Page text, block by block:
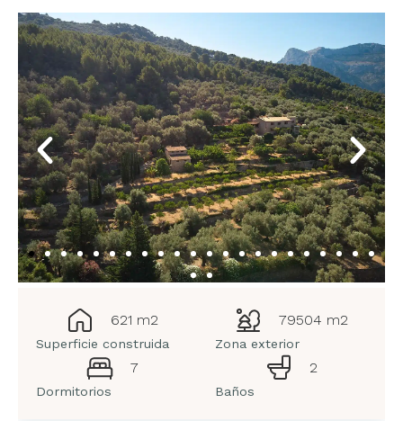
621 m2
Superficie construida
79504 m2
Zona exterior
7
Dormitorios
2
Baños